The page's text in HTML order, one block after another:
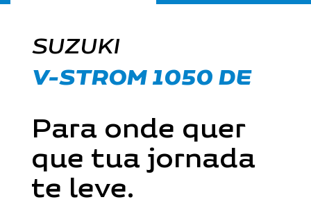
SUZUKI
V-STROM 1050 DE
Para onde quer
que tua jornada
te leve.